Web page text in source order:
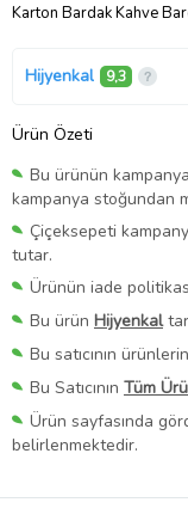
Karton Bardak Kahve
Hijyenkal 9,3
Ürün Özeti
Bu ürünün
kampanya stoğundan
Çiçeksepeti
tutar.
Ürünün iade
Bu ürün Hijyenkal
Bu satıcının
Bu Satıcının Tüm
Ürün sayfasında
belirlenmektedir.